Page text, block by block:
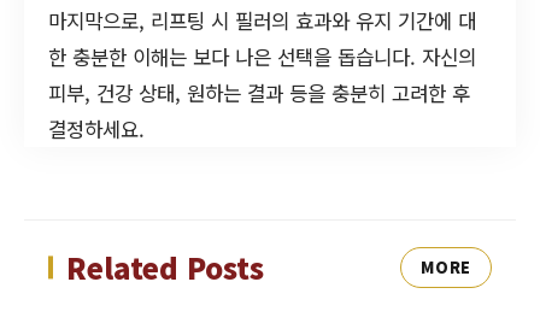
마지막으로, 리프팅 시 필러의 효과와 유지 기간에 대
한 충분한 이해는 보다 나은 선택을 돕습니다. 자신의
피부, 건강 상태, 원하는 결과 등을 충분히 고려한 후
결정하세요.
Related Posts MORE